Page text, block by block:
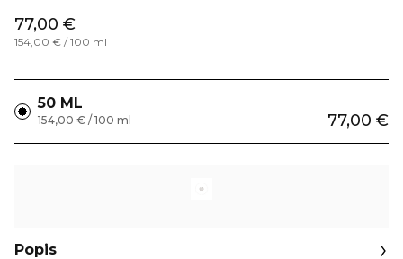
77,00 €
154,00 € / 100 ml
50 ML
77,00 €
154,00 € / 100 ml
Popis